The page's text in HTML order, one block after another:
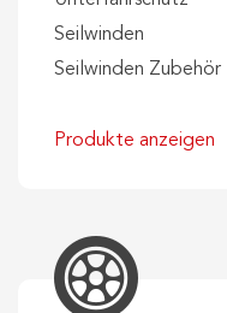
Seilwinden
Seilwinden Zubehör
Produkte anzeigen